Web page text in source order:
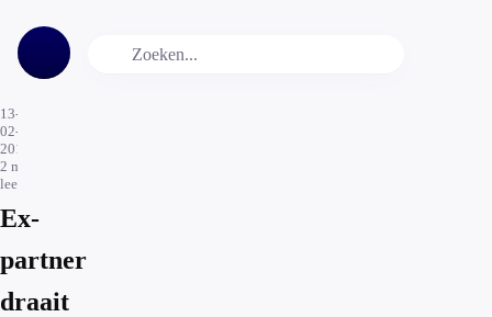
13-
02-
2017
2 min.
leestijd
Ex-
partner
draait